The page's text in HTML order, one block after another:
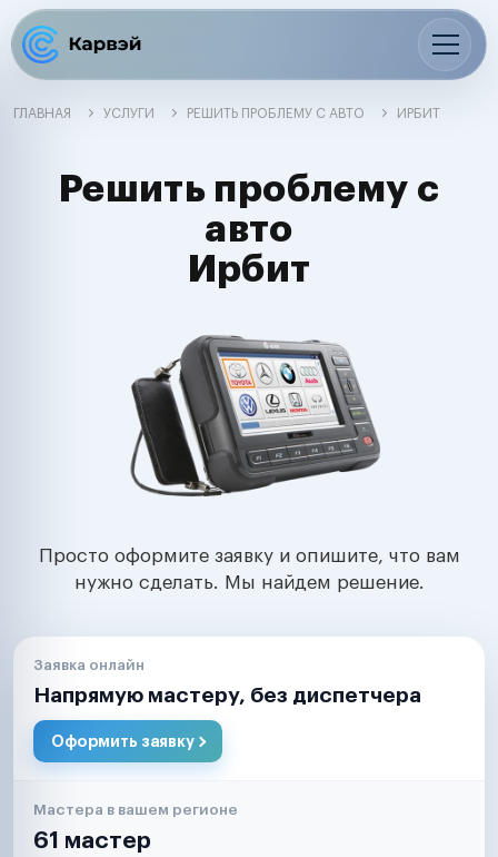
ГЛАВНАЯ УСЛУГИ РЕШИТЬ ПРОБЛЕМУ С АВТО ИРБИТ
Решить проблему с
авто
Ирбит
Просто оформите заявку и опишите, что вам
нужно сделать. Мы найдем решение.
Заявка онлайн
Напрямую мастеру, без диспетчера
Оформить заявку
Мастера в вашем регионе
61 мастер